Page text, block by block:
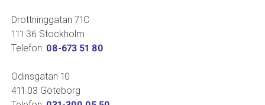
Drottninggatan 71C
111 36 Stockholm
Telefon: 08-673 51 80
Odinsgatan 10
411 03 Göteborg